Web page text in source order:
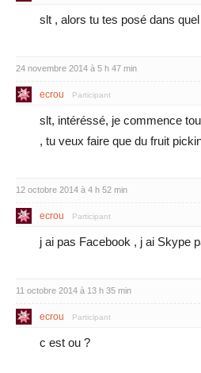
slt , alors tu tes posé dans
24 novembre 2014 à 5 h 47 min
ecrou Participant
slt, intéréssé, je commence
, tu veux faire que du fruit
12 octobre 2014 à 4 h 52 min
ecrou Participant
j ai pas Facebook , j ai Skype
11 octobre 2014 à 13 h 35 min
ecrou Participant
c est ou ?